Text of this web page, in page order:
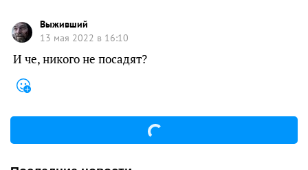
Выживший
13 мая 2022 в 16:10
И че, никого не посадят?